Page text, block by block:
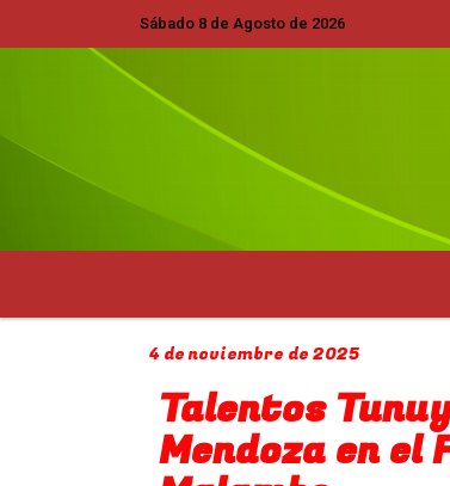
Sábado 8 de Agosto de 2026
Hoy es Sábado 8 de
4 de noviembre de 2025
Talentos
Mendoza en